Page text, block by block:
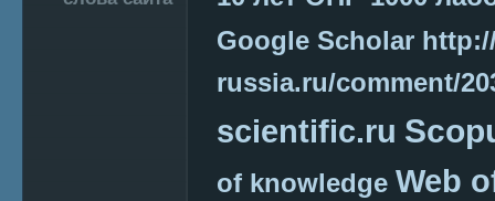
Google Scholar
russia.ru/comment/
scientific.ru
of knowledge Web